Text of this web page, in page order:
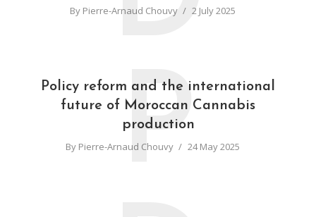
By Pierre-Arnaud Chouvy 2 July 2025
Policy reform and the international
future of Moroccan Cannabis
production
By Pierre-Arnaud Chouvy 24 May 2025
P